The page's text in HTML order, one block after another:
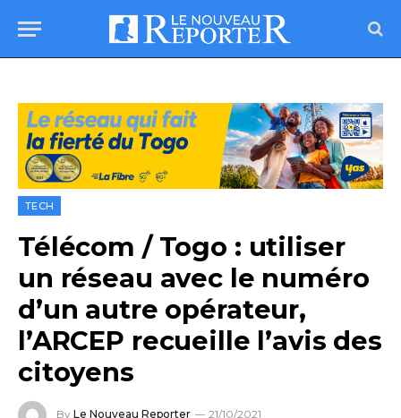
TECH
Télécom / Togo : utiliser
un réseau avec le numéro
d’un autre opérateur,
l’ARCEP recueille l’avis des
citoyens
By Le Nouveau Reporter
21/10/2021